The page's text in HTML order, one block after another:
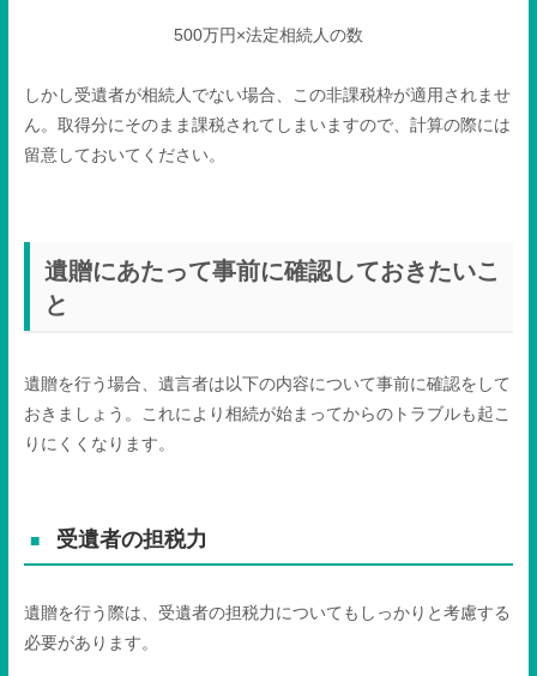
500万円×法定相続人の数
しかし受遺者が相続人でない場合、この非課税枠が適用されませ
ん。取得分にそのまま課税されてしまいますので、計算の際には
留意しておいてください。
遺贈にあたって事前に確認しておきたいこ
と
遺贈を行う場合、遺言者は以下の内容について事前に確認をして
おきましょう。これにより相続が始まってからのトラブルも起こ
りにくくなります。
受遺者の担税力
遺贈を行う際は、受遺者の担税力についてもしっかりと考慮する
必要があります。